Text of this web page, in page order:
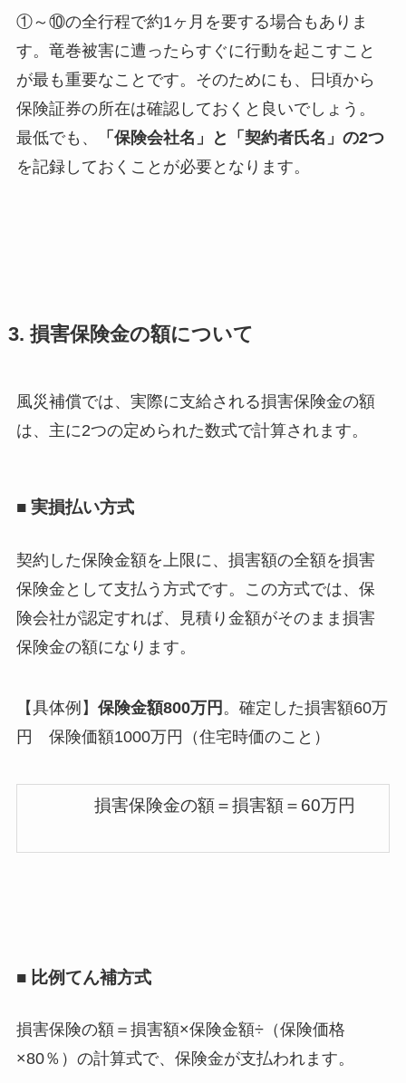
①～⑩の全行程で約1ヶ月を要する場合もありま
す。竜巻被害に遭ったらすぐに行動を起こすこと
が最も重要なことです。そのためにも、日頃から
保険証券の所在は確認しておくと良いでしょう。
最低でも、
「保険会社名」と「契約者氏名」の2つ
を記録しておくことが必要となります。
3. 損害保険金の額について
風災補償では、実際に支給される損害保険金の額
は、主に2つの定められた数式で計算されます。
■ 実損払い方式
契約した保険金額を上限に、損害額の全額を損害
保険金として支払う方式です。この方式では、保
険会社が認定すれば、見積り金額がそのまま損害
保険金の額になります。
【具体例】 保険金額800万円 。確定した損害額60万
円 保険価額1000万円（住宅時価のこと）
損害保険金の額＝損害額＝60万円
■ 比例てん補方式
損害保険の額＝損害額×保険金額÷（保険価格
×80％）の計算式で、保険金が支払われます。